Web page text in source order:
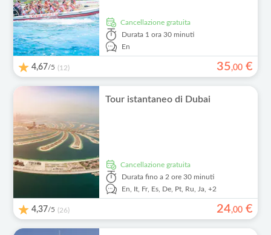
Cancellazione gratuita
Durata 1 ora 30 minuti
En
4,67/5 (12) 35,00 €
Tour istantaneo di Dubai
Cancellazione gratuita
Durata fino a 2 ore 30 minuti
En,
It, Fr, Es, De, Pt, Ru, Ja, +2
4,37/5 (26) 24,00 €